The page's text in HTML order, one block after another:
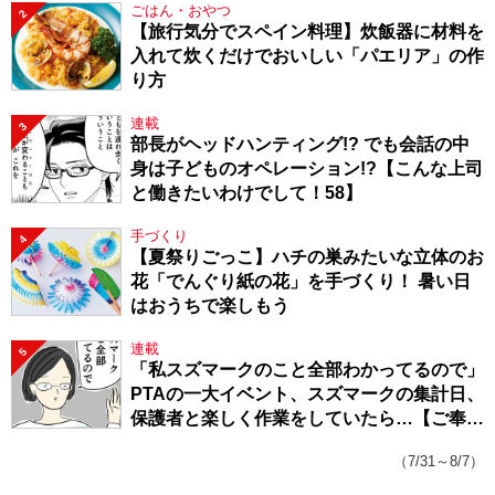
2 ごはん・おやつ
【旅行気分でスペイン料理】炊飯器に材料を
入れて炊くだけでおいしい「パエリア」の作
り方
3 連載
部長がヘッドハンティング!? でも会話の中
身は子どものオペレーション!?【こんな上司
と働きたいわけでして！58】
4 手づくり
【夏祭りごっこ】ハチの巣みたいな立体のお
花「でんぐり紙の花」を手づくり！ 暑い日
はおうちで楽しもう
5 連載
「私スズマークのこと全部わかってるので」
PTAの一大イベント、スズマークの集計日、
保護者と楽しく作業をしていたら…【ご奉仕
（7/31～8/7）